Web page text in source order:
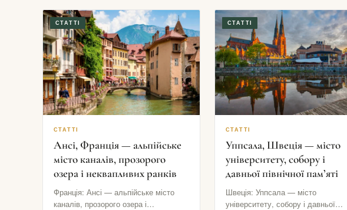
СТАТТІ
СТАТТІ
Ансі, Франція — альпійське
місто каналів, прозорого
озера і неквапливих ранків
Франція: Ансі — альпійське місто
каналів, прозорого озера і
СТАТТІ
СТАТТІ
Уппсала, Швеція — місто
університету, собору і
давньої північної пам’яті
Швеція: Уппсала — місто
університету, собору і давньої